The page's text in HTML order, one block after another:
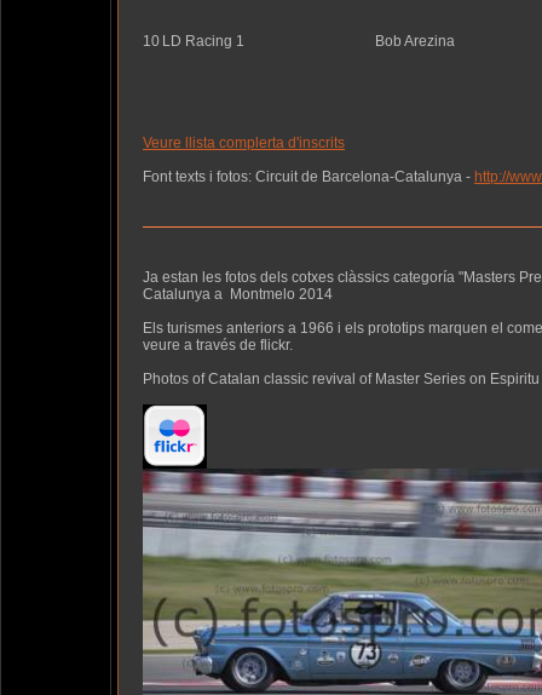
10 LD Racing 1 Bob Arezina
Veure llista complerta d'inscrits
Font texts i fotos: Circuit de Barcelona-Catalunya - http://
Ja estan les fotos dels cotxes clàssics categoría "Masters
Catalunya a Montmelo 2014
Els turismes anteriors a 1966 i els prototips marquen el
veure a través de flickr.
Photos of Catalan classic revival of Master Series on